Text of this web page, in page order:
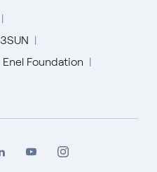
3SUN
Enel Foundation